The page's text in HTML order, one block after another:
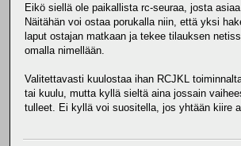
Eikö siellä ole paikallista rc-seuraa, josta
Näitähän voi ostaa porukalla niin, että yksi
laput ostajan matkaan ja tekee tilauksen
omalla nimellään.
Valitettavasti kuulostaa ihan RCJKL
tai kuulu, mutta kyllä sieltä aina jossain
tulleet. Ei kyllä voi suositella, jos yhtään kiire